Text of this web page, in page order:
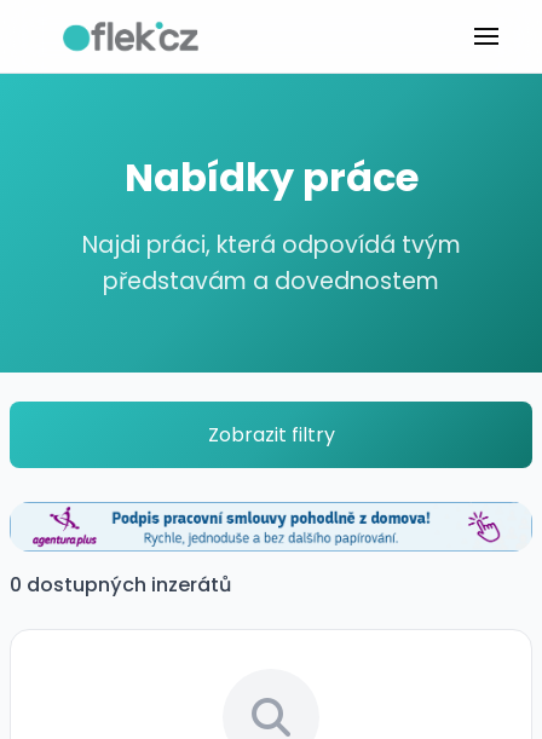
Nabídky práce
Najdi práci, která odpovídá tvým
představám a dovednostem
Zobrazit filtry
0 dostupných inzerátů